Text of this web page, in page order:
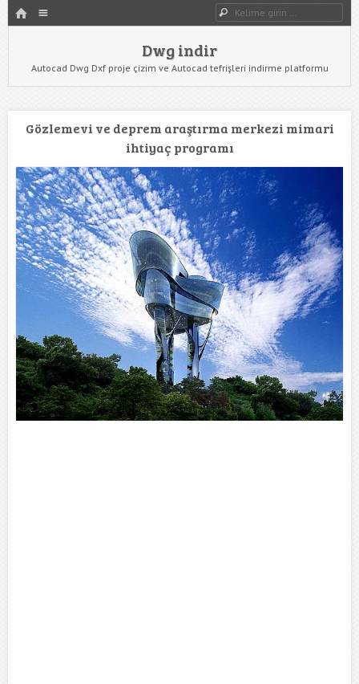
HOME Dwg Ara
Dwg indir
Autocad Dwg Dxf proje çizim ve Autocad tefrişleri indirme platformu
Gözlemevi ve deprem araştırma merkezi mimari
ihtiyaç programı